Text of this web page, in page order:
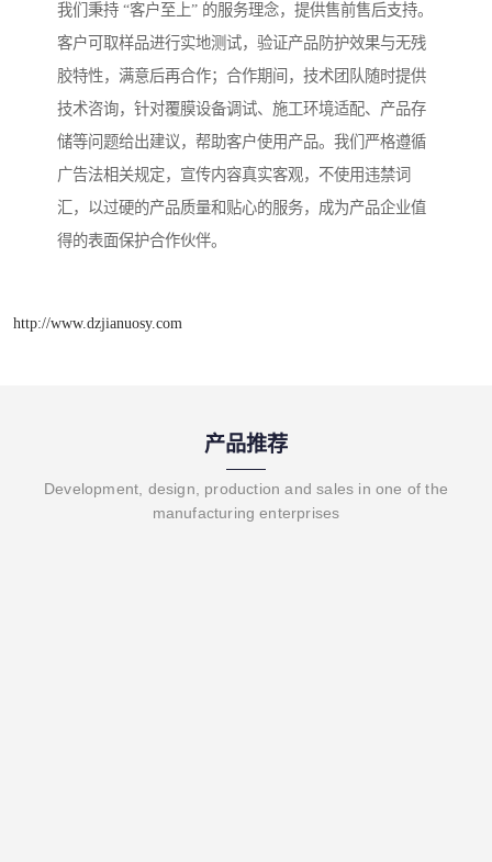
我们秉持 “客户至上” 的服务理念，提供售前售后支持。
客户可取样品进行实地测试，验证产品防护效果与无残
胶特性，满意后再合作；合作期间，技术团队随时提供
技术咨询，针对覆膜设备调试、施工环境适配、产品存
储等问题给出建议，帮助客户使用产品。我们严格遵循
广告法相关规定，宣传内容真实客观，不使用违禁词
汇，以过硬的产品质量和贴心的服务，成为产品企业值
得的表面保护合作伙伴。
http://www.dzjianuosy.com
产品推荐
Development, design, production and sales in one of the
manufacturing enterprises